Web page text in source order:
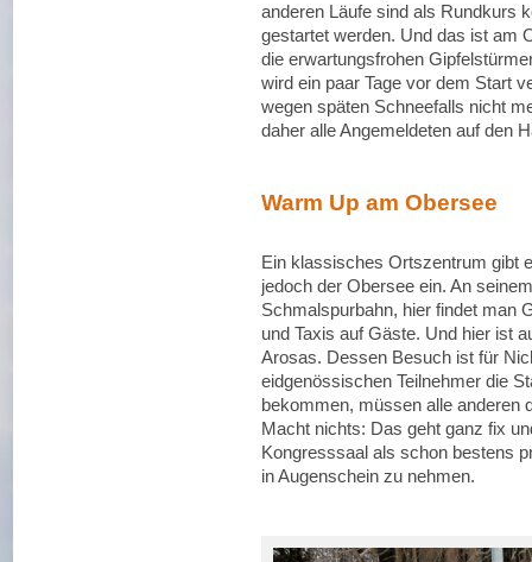
anderen Läufe sind als Rundkurs
gestartet werden. Und das ist am
die erwartungsfrohen
wird ein paar Tage vor dem Start
wegen späten Schneefalls nicht
daher alle Angemeldeten auf den
Warm Up am Obersee
Ein klassisches Ortszentrum gibt
jedoch der Obersee ein. An
Schmalspurbahn, hier findet man
und Taxis auf Gäste. Und hier ist
Arosas. Dessen Besuch ist für
eidgenössischen Teilnehmer die
bekommen, müssen alle anderen
Macht nichts: Das geht ganz fix
Kongresssaal als schon bestens
in Augenschein zu nehmen.